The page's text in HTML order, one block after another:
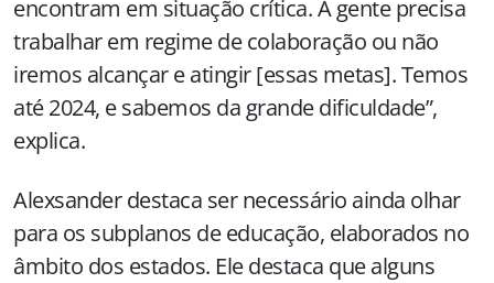
encontram em situação crítica. A gente precisa
trabalhar em regime de colaboração ou não
iremos alcançar e atingir [essas metas]. Temos
até 2024, e sabemos da grande dificuldade”,
explica.
Alexsander destaca ser necessário ainda olhar
para os subplanos de educação, elaborados no
âmbito dos estados. Ele destaca que alguns